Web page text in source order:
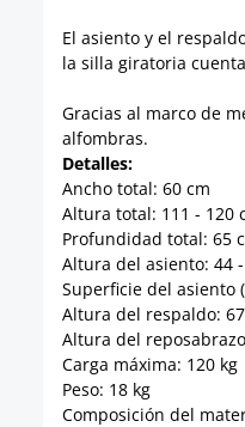
El asiento y el
la silla giratoria
Gracias al marco de
alfombras.
Detalles:
Ancho total: 60 cm
Altura total: 111 - 120
Profundidad total: 65
Altura del asiento: 44
Superficie del asiento
Altura del respaldo:
Altura del
Carga máxima: 120 kg
Peso: 18 kg
Composición del